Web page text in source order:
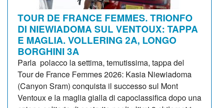
TOUR DE FRANCE FEMMES. TRIONFO
DI NIEWIADOMA SUL VENTOUX: TAPPA
E MAGLIA. VOLLERING 2A, LONGO
BORGHINI 3A
Parla polacco la settima, temutissima, tappa del
Tour de France Femmes 2026: Kasia Niewiadoma
(Canyon Sram) conquista il successo sul Mont
Ventoux e la maglia gialla di capoclassifica dopo una